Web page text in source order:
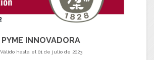
PYME INNOVADORA
Válido hasta el 01 de julio de 2023